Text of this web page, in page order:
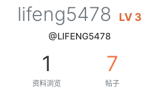
lifeng5478 LV 3
@LIFENG5478
1
资料浏览
7
帖子